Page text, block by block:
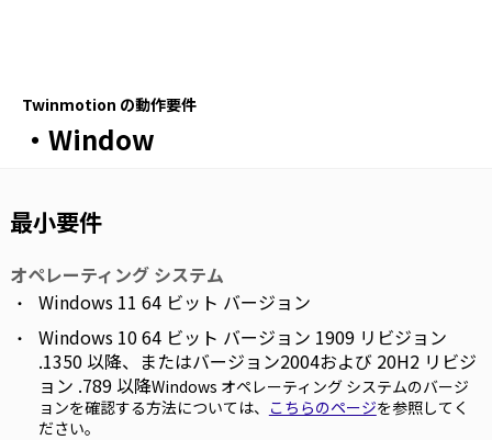
Twinmotion の動作要件
・Window
最小要件
オペレーティング システム
Windows 11 64 ビット バージョン
Windows 10 64 ビット バージョン 1909 リビジョン
.1350 以降、またはバージョン2004および 20H2 リビジ
ョン .789 以降Windows オペレーティング システムのバージ
ョンを確認する方法については、 こちらのページを参照してく
ださい。